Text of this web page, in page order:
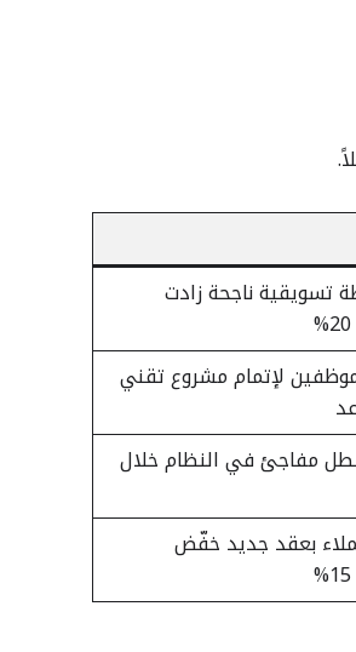
تسويقية ناجحة زادت
6 موظفين لإتمام مشروع تقني
مفاجئ في النظام خلال
بعقد جديد خفّض